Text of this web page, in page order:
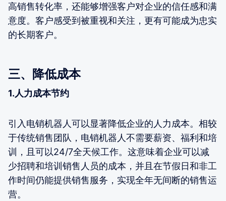
高销售转化率，还能够增强客户对企业的信任感和满
意度。客户感受到被重视和关注，更有可能成为忠实
的长期客户。
三、降低成本
1.人力成本节约
引入电销机器人可以显著降低企业的人力成本。相较
于传统销售团队，电销机器人不需要薪资、福利和培
训，且可以24/7全天候工作。这意味着企业可以减
少招聘和培训销售人员的成本，并且在节假日和非工
作时间仍能提供销售服务，实现全年无间断的销售运
营。